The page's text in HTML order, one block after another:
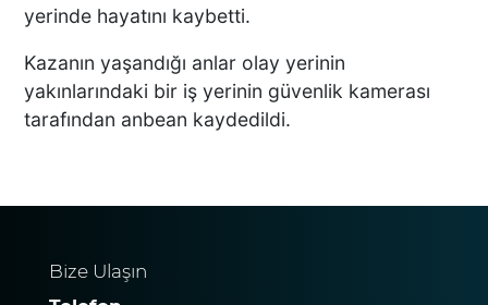
ŞİDDETİYLE SAVRULDU! 5
ARAÇ HASAR GÖRDÜ
SÜRAT ÜYE VE ESNAF
yerinde hayatını kaybetti.
Kazanın yaşandığı anlar olay yerinin
yakınlarındaki bir iş yerinin güvenlik kamerası
tarafından anbean kaydedildi.
Bize Ulaşın